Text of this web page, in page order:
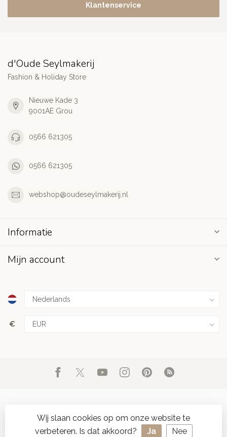
Klantenservice
d'Oude Seylmakerij
Fashion & Holiday Store
Nieuwe Kade 3
9001AE Grou
0566 621305
0566 621305
webshop@oudeseylmakerij.nl
Informatie
Mijn account
€
© Copyright 2026 d'Oude Seylmakerij- Powered by Lightspeed
Wij slaan cookies op om onze website te
verbeteren. Is dat akkoord?
Ja Nee